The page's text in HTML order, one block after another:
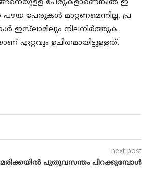
പേരുകളാണെങ്കില്‍ ഇ
പേരുകള്‍ മാറ്റണമെന്നില്ല. പ്ര
ഇസ്‌ലാമിലും നിലനിര്‍ത്തുക
ഏറ്റവും ഉചിതമായിട്ടുളളത്.
next post
പുതുവസന്തം പിറക്കുമ്പോൾ